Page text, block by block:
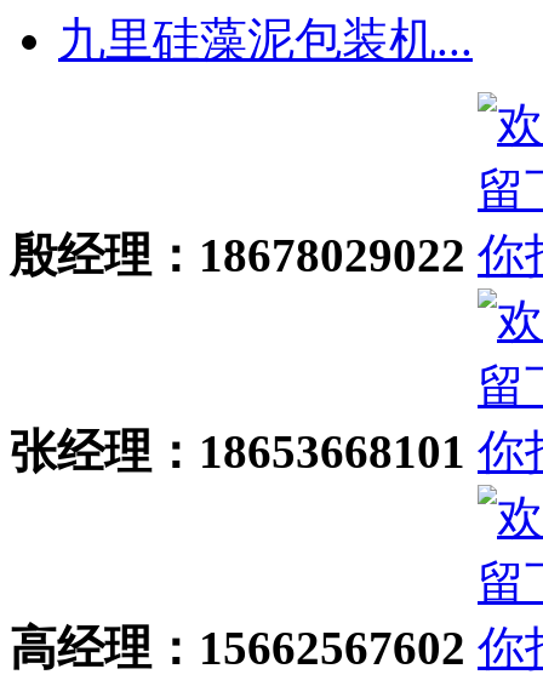
九里硅藻泥包装机...
殷经理：18678029022
张经理：18653668101
高经理：15662567602